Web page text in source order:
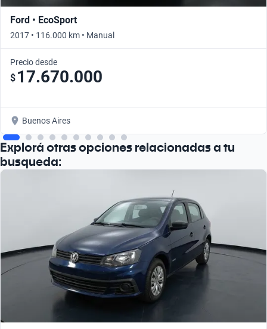
Ford • EcoSport
2017 • 116.000 km • Manual
Precio desde
$ 17.670.000
Buenos Aires
Explorá otras opciones relacionadas a tu
busqueda: